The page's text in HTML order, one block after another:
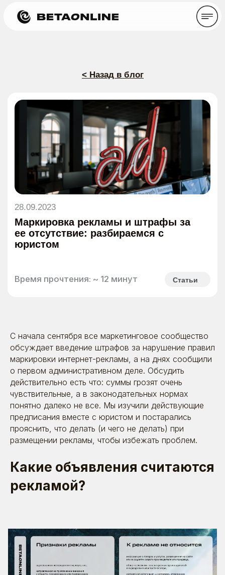
Маркировка рекламы и штрафы за
ее отсутствие: разбираемся с
юристом
С начала сентября все маркетинговое сообщество
обсуждает введение штрафов за нарушение правил
маркировки интернет-рекламы, а на днях сообщили
о первом административном деле. Обсудить
действительно есть что: суммы грозят очень
чувствительные, а в законодательных нормах
понятно далеко не все. Мы изучили действующие
предписания вместе с юристом и постарались
прояснить, что делать (и чего не делать) при
размещении рекламы, чтобы избежать проблем.
Какие объявления считаются
рекламой?